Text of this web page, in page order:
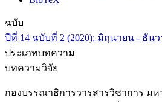
ฉบับ
ปีที่ 14 ฉบับที่ 2 (2020): มิถุนายน - ธันว
ประเภทบทความ
บทความวิจัย
กองบรรณาธิการวารสารวิชาการ ม